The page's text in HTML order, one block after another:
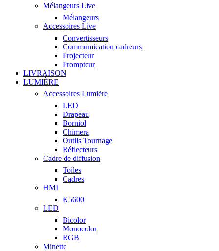
Mélangeurs Live
Mélangeurs
Accessoires Live
Convertisseurs
Commumication cadreurs
Projecteur
Prompteur
LIVRAISON
LUMIÈRE
Accessoires Lumière
LED
Drapeau
Borniol
Chimera
Outils Tournage
Réflecteurs
Cadre de diffusion
Toiles
Cadres
HMI
K5600
LED
Bicolor
Monocolor
RGB
Minette